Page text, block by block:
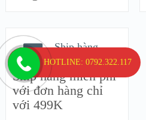
Ship hàng
miễn phí
Ship hàng miễn phí
với đơn hàng chỉ
với 499K
HOTLINE: 0792.322.117